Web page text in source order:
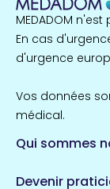
MEDADOM
En cas
d'urgence
Vos données
médical.
Qui sommes
Devenir